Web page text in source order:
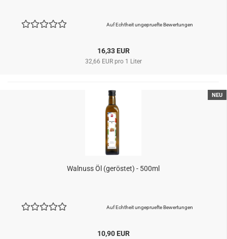
Auf Echtheit ungepruefte Bewertungen
16,33 EUR
32,66 EUR pro 1 Liter
NEU
Walnuss Öl (geröstet) - 500ml
Auf Echtheit ungepruefte Bewertungen
10,90 EUR